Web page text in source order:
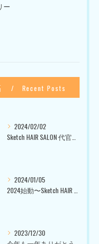
ー
Recent Posts
2024/02/02
2024/01/05
2023/12/30